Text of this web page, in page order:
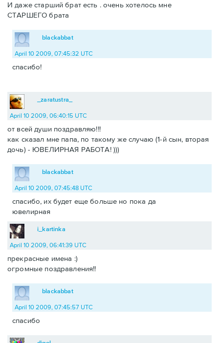
И даже старший брат есть . очень хотелось мне
СТАРШЕГО брата
blackabbat
April 10 2009, 07:45:32 UTC
спасибо!
_zaratustra_
April 10 2009, 06:40:15 UTC
от всей души поздравляю!!!
как сказал мне папа, по такому же случаю (1-й сын, вторая
дочь) - ЮВЕЛИРНАЯ РАБОТА! )))
blackabbat
April 10 2009, 07:45:48 UTC
спасибо, их будет еще больше но пока да
ювелирная
i_kartinka
April 10 2009, 06:41:39 UTC
прекрасные имена :)
огромные поздравления!!
blackabbat
April 10 2009, 07:45:57 UTC
спасибо